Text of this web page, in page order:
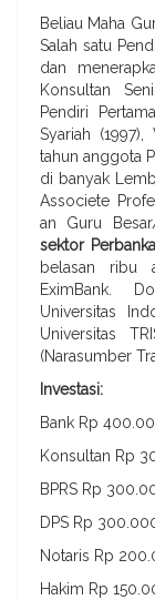
Beliau Maha
Salah satu
dan
Konsultan
Pendiri
Syariah
tahun anggota
di banyak
Associete
an Guru
sektor
belasan ribu
EximBank.
Universitas
Universitas
(Narasumber
Investasi:
Bank Rp
Konsultan Rp
BPRS Rp
DPS Rp
Notaris Rp
Hakim Rp